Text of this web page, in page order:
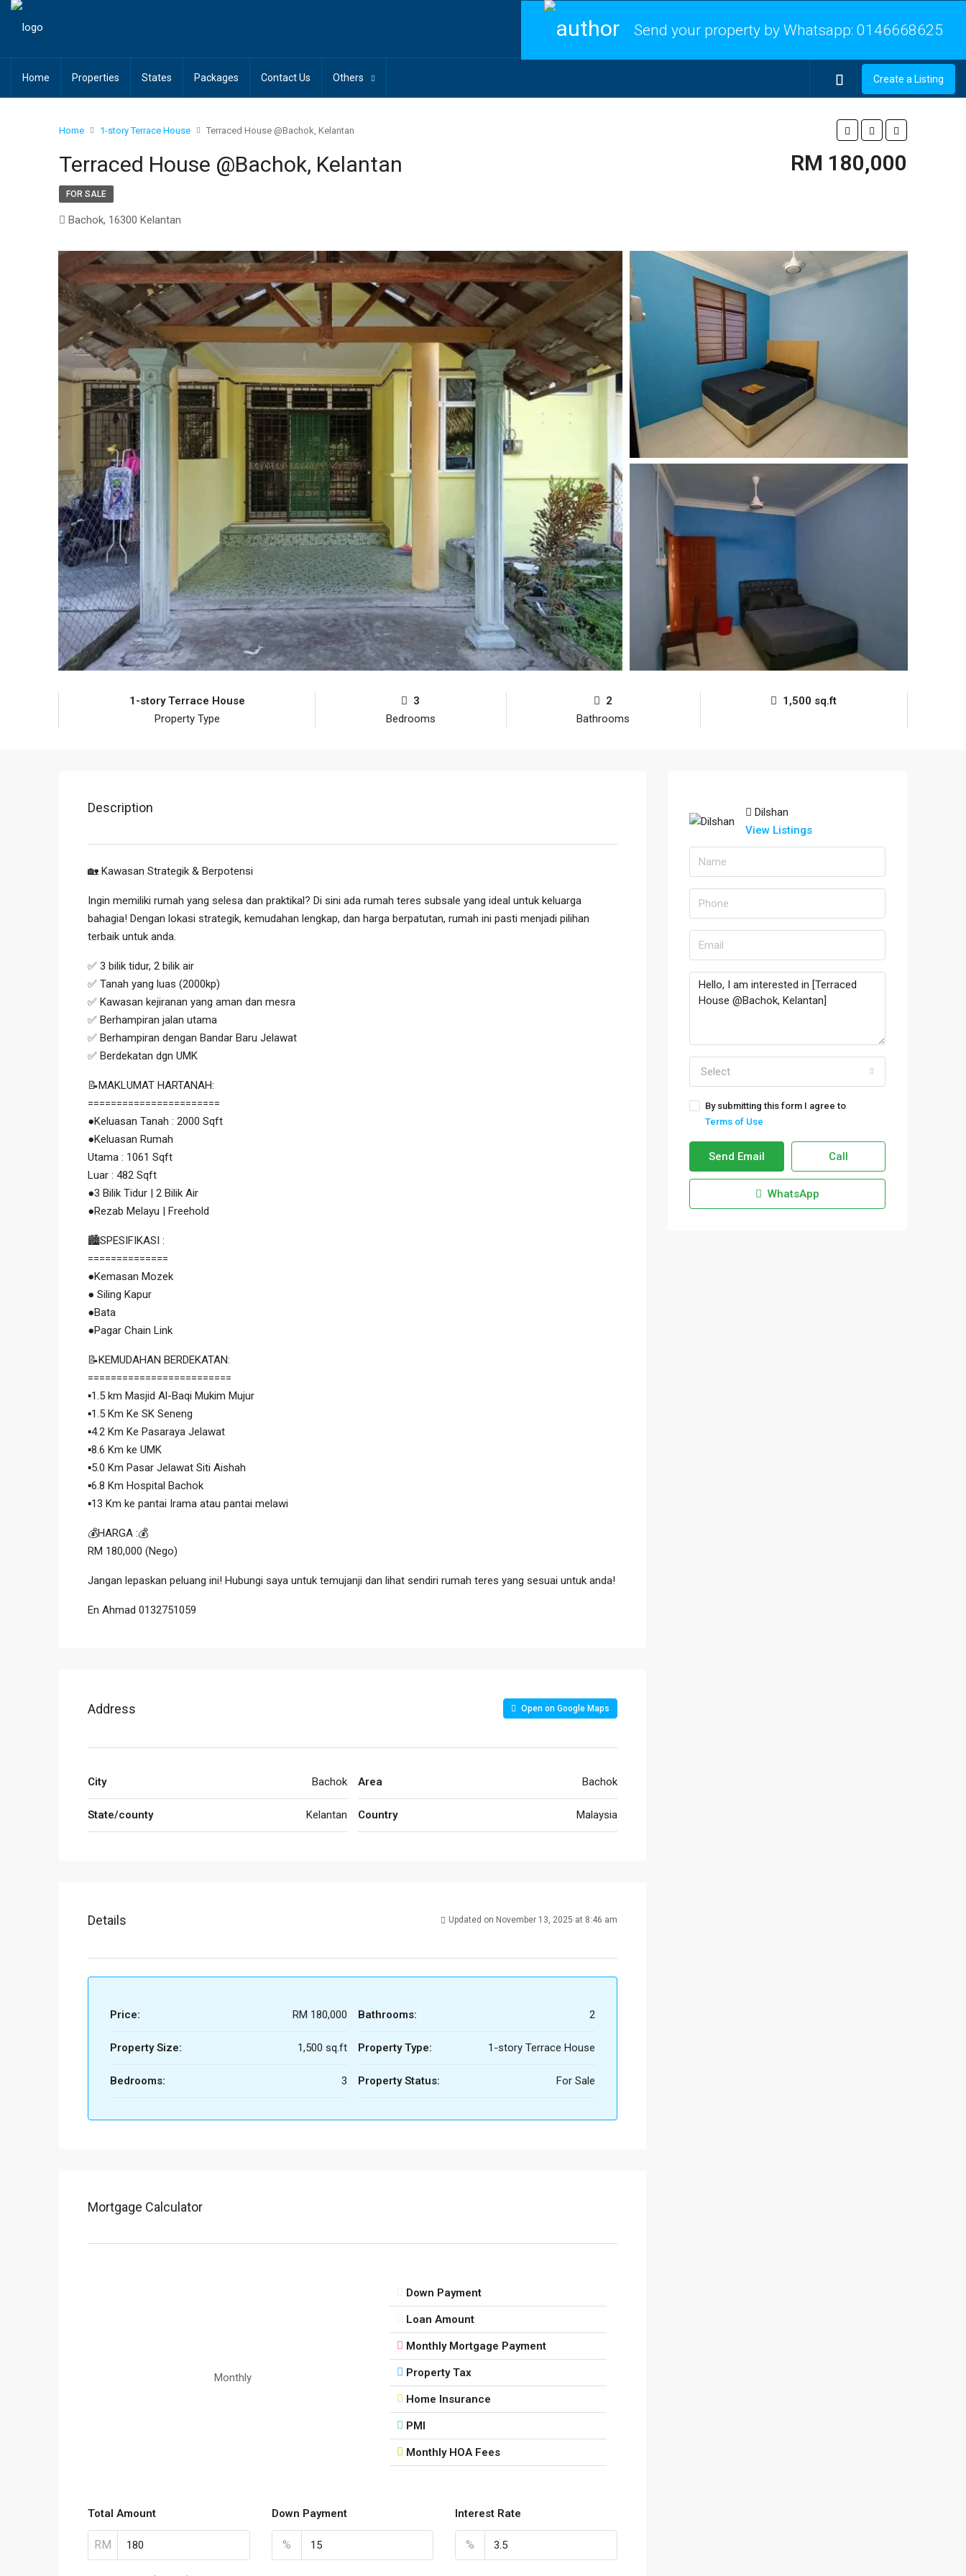
Send your property by Whatsapp: 0146668625
Home Properties States Packages Contact Us Others Create a Listing
Home 1-story Terrace House Terraced House @Bachok, Kelantan
Terraced House @Bachok, Kelantan RM 180,000
FOR SALE
Bachok, 16300 Kelantan
1-story Terrace House
Property Type
3
Bedrooms
2
Bathrooms
1,500 sq.ft
Description
🏡 Kawasan Strategik & Berpotensi
Ingin memiliki rumah yang selesa dan praktikal? Di sini ada rumah teres subsale yang ideal untuk keluarga
bahagia! Dengan lokasi strategik, kemudahan lengkap, dan harga berpatutan, rumah ini pasti menjadi pilihan
terbaik untuk anda.
✅ 3 bilik tidur, 2 bilik air
✅ Tanah yang luas (2000kp)
✅ Kawasan kejiranan yang aman dan mesra
✅ Berhampiran jalan utama
✅ Berhampiran dengan Bandar Baru Jelawat
✅ Berdekatan dgn UMK
📝MAKLUMAT HARTANAH:
=======================
●Keluasan Tanah : 2000 Sqft
●Keluasan Rumah
Utama : 1061 Sqft
Luar : 482 Sqft
●3 Bilik Tidur | 2 Bilik Air
●Rezab Melayu | Freehold
🏙SPESIFIKASI :
==============
●Kemasan Mozek
● Siling Kapur
●Bata
●Pagar Chain Link
📝KEMUDAHAN BERDEKATAN:
=========================
▪️1.5 km Masjid Al-Baqi Mukim Mujur
▪️1.5 Km Ke SK Seneng
▪️4.2 Km Ke Pasaraya Jelawat
▪️8.6 Km ke UMK
▪️5.0 Km Pasar Jelawat Siti Aishah
▪️6.8 Km Hospital Bachok
▪️13 Km ke pantai Irama atau pantai melawi
💰HARGA :💰
RM 180,000 (Nego)
Jangan lepaskan peluang ini! Hubungi saya untuk temujanji dan lihat sendiri rumah teres yang sesuai untuk anda!
En Ahmad 0132751059
Address Open on Google Maps
City Bachok
State/county Kelantan
Area Bachok
Country Malaysia
Details Updated on November 13, 2025 at 8:46 am
Price: RM 180,000
Property Size: 1,500 sq.ft
Bedrooms: 3
Bathrooms: 2
Property Type: 1-story Terrace House
Property Status: For Sale
Mortgage Calculator
Monthly
Down Payment
Loan Amount
Monthly Mortgage Payment
Property Tax
Home Insurance
PMI
Monthly HOA Fees
Total Amount
RM
Down Payment
%
Interest Rate
%
Dilshan
View Listings
Select
By submitting this form I agree to
Terms of Use
Send Email Call
WhatsApp